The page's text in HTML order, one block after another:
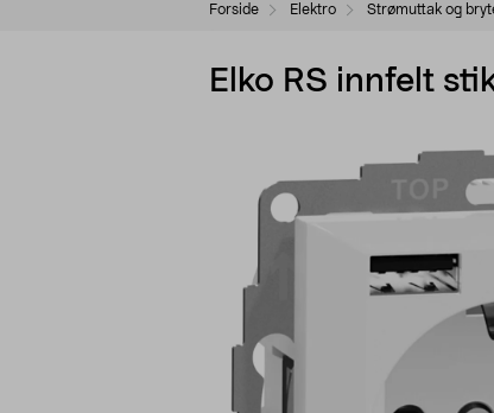
Forside Elektro Strømuttak og
Elko RS innfelt